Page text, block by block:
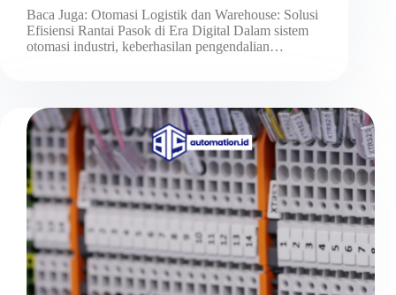
Baca Juga: Otomasi Logistik dan Warehouse: Solusi
Efisiensi Rantai Pasok di Era Digital Dalam sistem
otomasi industri, keberhasilan pengendalian…